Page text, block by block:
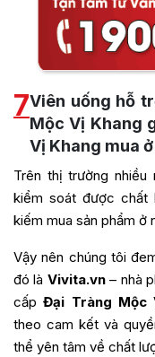
7Viên uống hỗ
Mộc Vị Khang
Vị Khang mua
Trên thị trường nhiều
kiểm soát được chất
kiếm mua sản phẩm ở
Vậy nên chúng tôi
đó là Vivita.vn– nhà
cấpĐại Tràng Mộc
theo cam kết và
thể yên tâm về chất